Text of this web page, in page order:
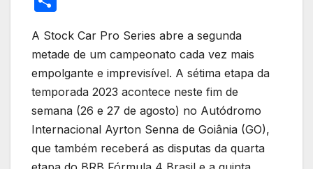
er e
b
o
o
k
s
A
p
p
gr
a
m
e
dI
n
e
st
ar
e
A Stock Car Pro Series abre a segunda
metade de um campeonato cada vez mais
empolgante e imprevisível. A sétima etapa da
temporada 2023 acontece neste fim de
semana (26 e 27 de agosto) no Autódromo
Internacional Ayrton Senna de Goiânia (GO),
que também receberá as disputas da quarta